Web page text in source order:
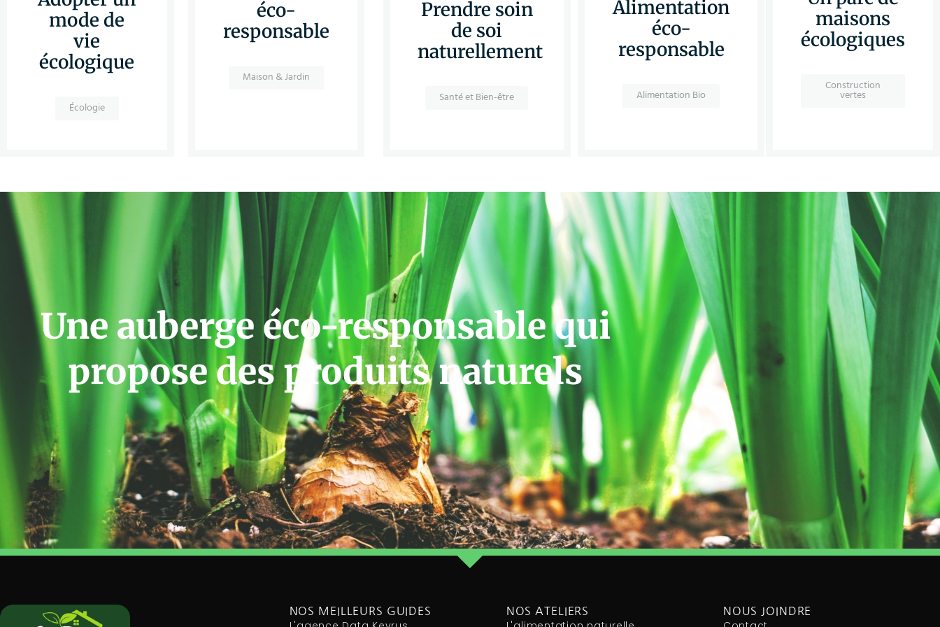
mode de
vie
écologique
Écologie
éco-
responsable
Maison & Jardin
Prendre soin
de soi
naturellement
Santé et Bien-être
Alimentation
éco-
responsable
Alimentation Bio
maisons
écologiques
Construction
vertes
Une auberge éco-responsable qui
propose des produits naturels
NOS MEILLEURS GUIDES NOS ATELIERS NOUS JOINDRE